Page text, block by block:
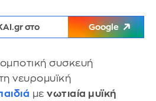
στο Google
συσκευή
νευρομυϊκή
με νωτιαία μυϊκή